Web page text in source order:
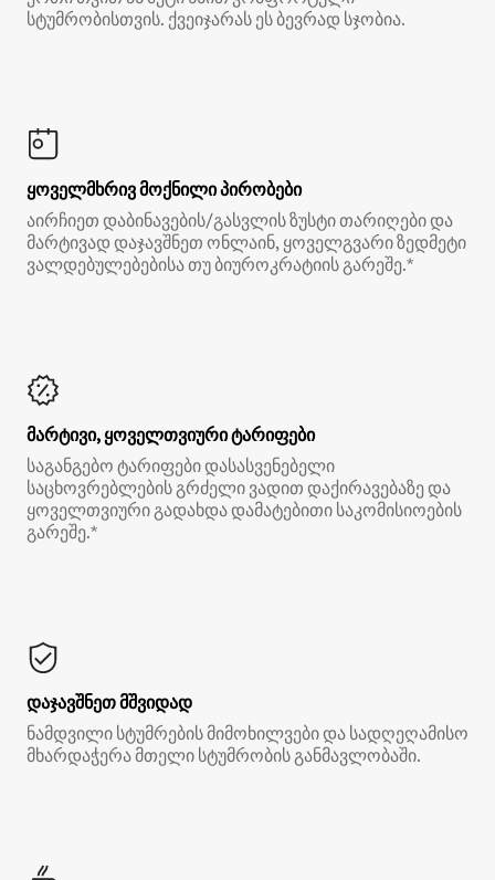
სტუმრობისთვის. ქვეიჯარას ეს ბევრად სჯობია.
ყოველმხრივ მოქნილი პირობები
აირჩიეთ დაბინავების/გასვლის ზუსტი თარიღები და
მარტივად დაჯავშნეთ ონლაინ, ყოველგვარი ზედმეტი
ვალდებულებებისა თუ ბიუროკრატიის გარეშე.*
მარტივი, ყოველთვიური ტარიფები
საგანგებო ტარიფები დასასვენებელი
საცხოვრებლების გრძელი ვადით დაქირავებაზე და
ყოველთვიური გადახდა დამატებითი საკომისიოების
გარეშე.*
დაჯავშნეთ მშვიდად
ნამდვილი სტუმრების მიმოხილვები და სადღეღამისო
მხარდაჭერა მთელი სტუმრობის განმავლობაში.